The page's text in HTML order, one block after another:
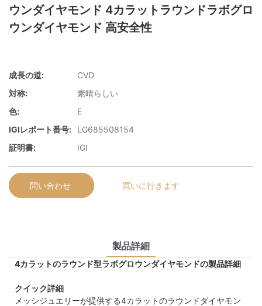
ウンダイヤモンド 4カラットラウンドラボグロ
ウンダイヤモンド 高安全性
成長の道:
CVD
対称:
素晴らしい
色:
E
IGIレポート番号:
LG685508154
証明書:
IGI
問い合わせ 買いに行きます
製品詳細
4カラットのラウンド型ラボグロウンダイヤモンドの製品詳細
クイック詳細
メッシジュエリーが提供する4カラットのラウンドダイヤモン